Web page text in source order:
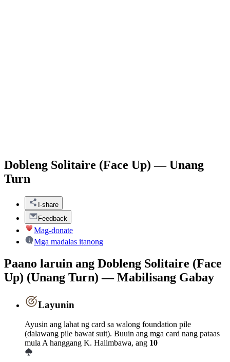
Dobleng Solitaire (Face Up) — Unang
Turn
I-share
Feedback
Mag-donate
Mga madalas itanong
Paano laruin ang Dobleng Solitaire (Face
Up) (Unang Turn) — Mabilisang Gabay
Layunin
Ayusin ang lahat ng card sa walong foundation pile
(dalawang pile bawat suit). Buuin ang mga card nang pataas
mula A hanggang K. Halimbawa, ang 10